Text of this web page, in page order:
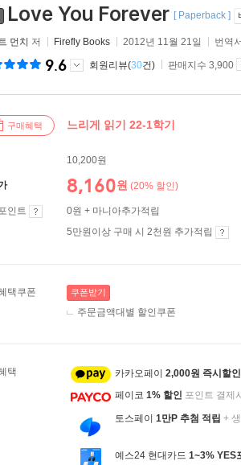
Love You Forever [ Paperback ]
먼치 저 Firefly Books 2012년 11월 21일 번역
9.6 회원리뷰(30건) 판매지수 3,900
구매혜택 느리게 읽기 22-1학기
10,200원
8,160원 (20% 할인)
인트
0원 + 마니아추가적립
5만원이상 구매 시 2천원 추가적립
택쿠폰 쿠폰받기
주문금액대별 할인쿠폰
택 카카오페이 2,000원 즉시할인
페이코 1% 할인 포인트 결제시
토스페이 1만P 추첨 적립 +
예스24 현대카드 1~3% YES